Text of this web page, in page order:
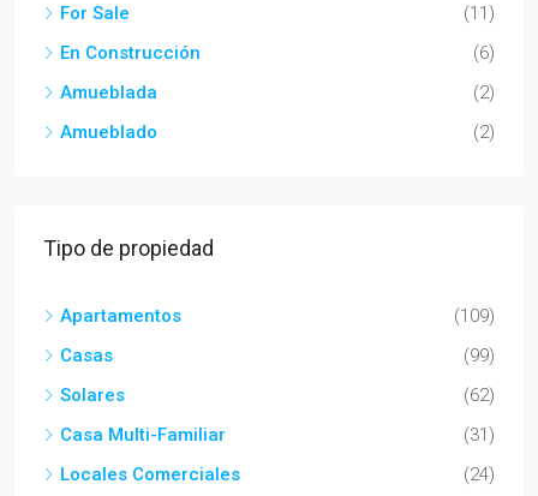
For Sale
(11)
En Construcción
(6)
Amueblada
(2)
Amueblado
(2)
Tipo de propiedad
Apartamentos
(109)
Casas
(99)
Solares
(62)
Casa Multi-Familiar
(31)
Locales Comerciales
(24)